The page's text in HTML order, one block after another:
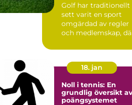
Golf har traditionellt
sett varit en sport
omgärdad av regler
och medlemskap,
18. jan
Noll i tennis: En
grundlig översikt av
poängsystemet